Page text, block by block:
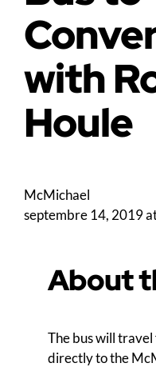
with
Houle
McMichael
septembre 14, 2019
About
The bus will
directly to the